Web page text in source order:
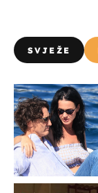
SVJEŽE